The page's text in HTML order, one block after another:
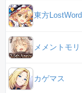
東方LostWord
メメントモリ
カゲマス